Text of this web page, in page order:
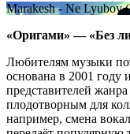
Marakesh - Ne
«Оригами» —«Без
Любителям музыки
основана в 2001 году
представителей
плодотворным для
например, смена